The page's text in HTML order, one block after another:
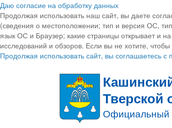
Даю согласие на обработку данных
Продолжая использовать наш сайт, вы даете
(сведения о местоположении; тип и версия ОС,
язык ОС и Браузер; какие страницы открывает и
исследований и обзоров. Если вы не хотите,
Продолжая использовать сайт, вы соглашаетесь